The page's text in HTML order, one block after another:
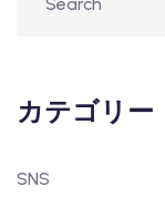
カテゴリー
SNS